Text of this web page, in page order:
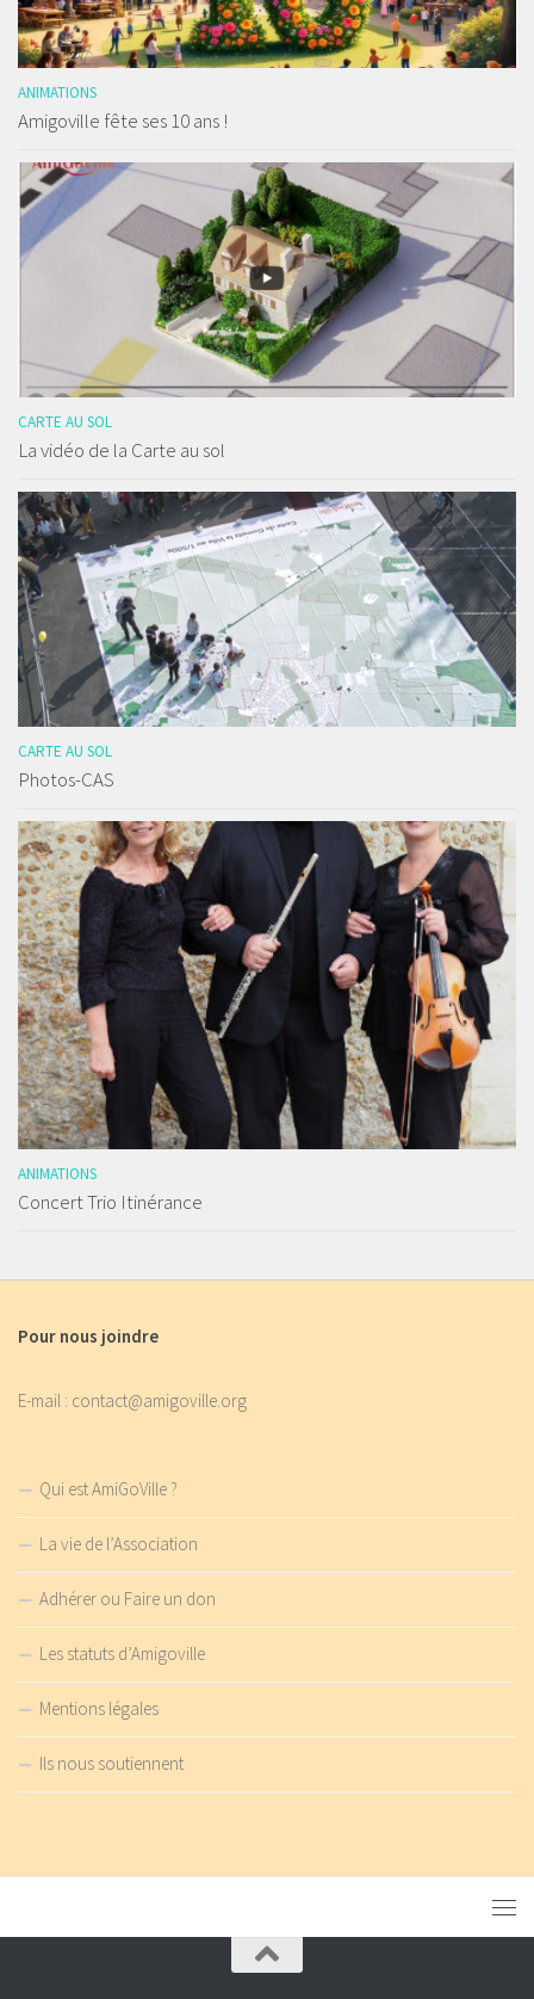
ANIMATIONS
Amigoville fête ses 10 ans !
CARTE AU SOL
La vidéo de la Carte au sol
CARTE AU SOL
Photos-CAS
ANIMATIONS
Concert Trio Itinérance
Pour nous joindre
E-mail : contact@amigoville.org
Qui est AmiGoVille ?
La vie de l’Association
Adhérer ou Faire un don
Les statuts d’Amigoville
Mentions légales
Ils nous soutiennent